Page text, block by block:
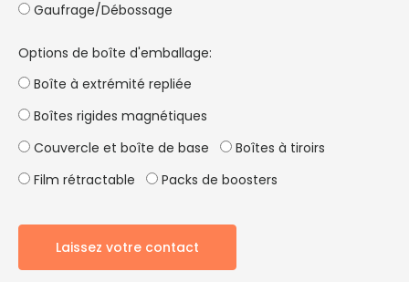
Gaufrage/Débossage
Options de boîte d'emballage:
Boîte à extrémité repliée
Boîtes rigides magnétiques
Couvercle et boîte de base
Boîtes à tiroirs
Film rétractable
Packs de boosters
Laissez votre contact